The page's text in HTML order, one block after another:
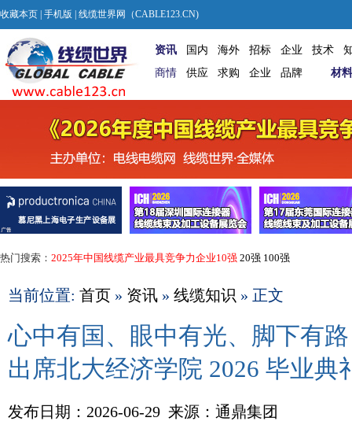
收藏本页 手机版 | 线缆世界网（CABLE123.CN)
资讯 国内 海外 招标 企业 技术
商情
供应 求购 企业 品牌 材料
热门搜索： 2025年中国线缆产业最具竞争力企业10强 20强 100强
当前位置: 首页 » 资讯 » 线缆知识 » 正文
心中有国、眼中有光、脚下有
出席北大经济学院 2026 毕业典
发布日期：2026-06-29 来源：通鼎集团